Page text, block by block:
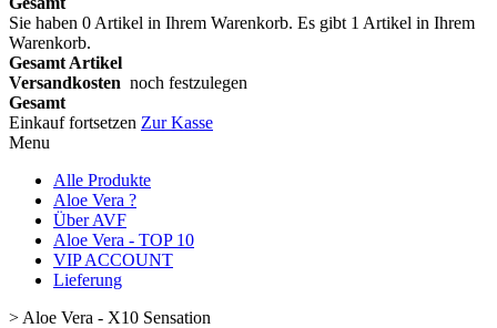
Sie haben 0 Artikel in Ihrem Warenkorb. Es gibt 1 Artikel in Ihrem
Warenkorb.
Gesamt Artikel
Versandkosten noch festzulegen
Gesamt
Einkauf fortsetzen Zur Kasse
Menu
Alle Produkte
Aloe Vera ?
Über AVF
Aloe Vera - TOP 10
VIP ACCOUNT
Lieferung
> Aloe Vera - X10 Sensation